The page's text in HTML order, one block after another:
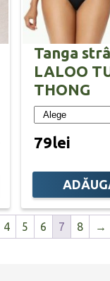
Tanga
LALOO
THONG
79lei
4 5 6 7 8 →